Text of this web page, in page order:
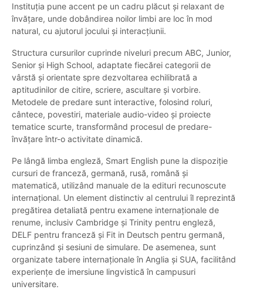
Instituția pune accent pe un cadru plăcut și relaxant de
învățare, unde dobândirea noilor limbi are loc în mod
natural, cu ajutorul jocului și interacțiunii.
Structura cursurilor cuprinde niveluri precum ABC, Junior,
Senior și High School, adaptate fiecărei categorii de
vârstă și orientate spre dezvoltarea echilibrată a
aptitudinilor de citire, scriere, ascultare și vorbire.
Metodele de predare sunt interactive, folosind roluri,
cântece, povestiri, materiale audio-video și proiecte
tematice scurte, transformând procesul de predare-
învățare într-o activitate dinamică.
Pe lângă limba engleză, Smart English pune la dispoziție
cursuri de franceză, germană, rusă, română și
matematică, utilizând manuale de la edituri recunoscute
internațional. Un element distinctiv al centrului îl reprezintă
pregătirea detaliată pentru examene internaționale de
renume, inclusiv Cambridge și Trinity pentru engleză,
DELF pentru franceză și Fit in Deutsch pentru germană,
cuprinzând și sesiuni de simulare. De asemenea, sunt
organizate tabere internaționale în Anglia și SUA, facilitând
experiențe de imersiune lingvistică în campusuri
universitare.